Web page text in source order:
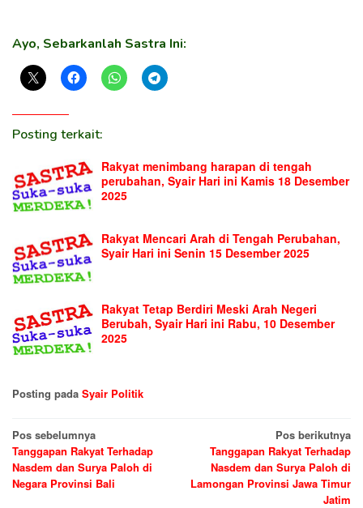
Ayo, Sebarkanlah Sastra Ini:
Posting terkait:
Rakyat menimbang harapan di tengah
perubahan, Syair Hari ini Kamis 18 Desember
2025
Rakyat Mencari Arah di Tengah Perubahan,
Syair Hari ini Senin 15 Desember 2025
Rakyat Tetap Berdiri Meski Arah Negeri
Berubah, Syair Hari ini Rabu, 10 Desember
2025
Posting pada Syair Politik
Navigasi
pos
Pos sebelumnya
Tanggapan Rakyat Terhadap
Nasdem dan Surya Paloh di
Negara Provinsi Bali
Pos berikutnya
Tanggapan Rakyat Terhadap
Nasdem dan Surya Paloh di
Lamongan Provinsi Jawa Timur
Jatim